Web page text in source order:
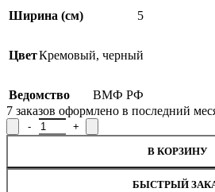
Ширина (см) 5
ЦветКремовый, черный
Ведомство
ВМФ РФ
7 заказов оформлено в последний
Количество товара Лента для
В КОРЗИНУ
БЫСТРЫЙ